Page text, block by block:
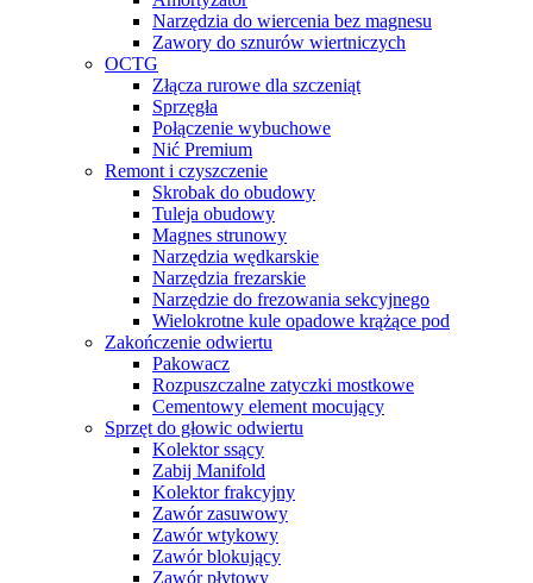
Narzędzia do wiercenia bez magnesu
Zawory do sznurów wiertniczych
OCTG
Złącza rurowe dla szczeniąt
Sprzęgła
Połączenie wybuchowe
Nić Premium
Remont i czyszczenie
Skrobak do obudowy
Tuleja obudowy
Magnes strunowy
Narzędzia wędkarskie
Narzędzia frezarskie
Narzędzie do frezowania sekcyjnego
Wielokrotne kule opadowe krążące pod
Zakończenie odwiertu
Pakowacz
Rozpuszczalne zatyczki mostkowe
Cementowy element mocujący
Sprzęt do głowic odwiertu
Kolektor ssący
Zabij Manifold
Kolektor frakcyjny
Zawór zasuwowy
Zawór wtykowy
Zawór blokujący
Zawór płytowy